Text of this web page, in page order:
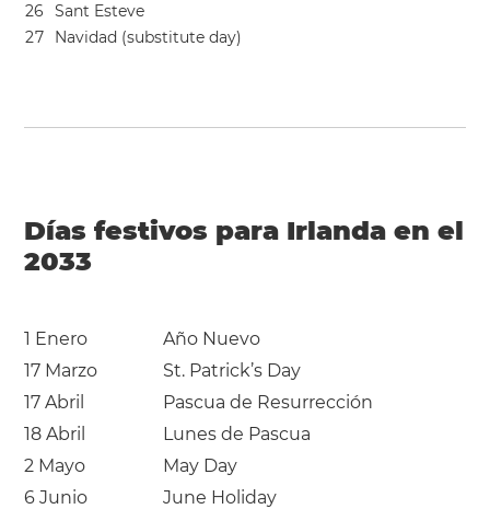
26
Sant Esteve
27 Navidad (substitute day)
Días festivos para Irlanda en el
2033
1 Enero
Año Nuevo
17 Marzo
St. Patrick’s Day
17 Abril
Pascua de Resurrección
18 Abril
Lunes de Pascua
2 Mayo
May Day
6 Junio
June Holiday